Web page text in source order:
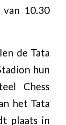
10.30
de Tata
hun
Chess
het Tata
plaats in